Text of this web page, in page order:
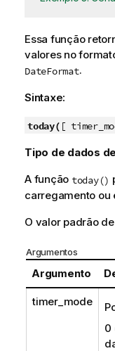
Essa função
valores no
DateFormat.
Sintaxe:
today( [
Tipo de dados
A função today()
carregamento ou
O valor padrão de
Argumentos
Argumento
timer_mode
0